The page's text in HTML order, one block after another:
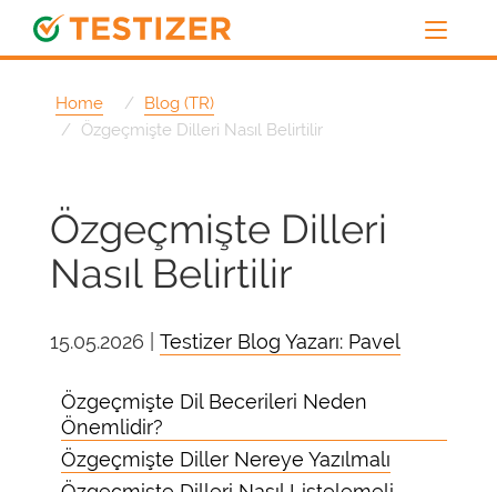
Home
Blog (TR)
Özgeçmişte Dilleri Nasıl Belirtilir
Özgeçmişte Dilleri
Nasıl Belirtilir
15.05.2026 | Testizer Blog Yazarı: Pavel
Özgeçmişte Dil Becerileri Neden
Önemlidir?
Özgeçmişte Diller Nereye Yazılmalı